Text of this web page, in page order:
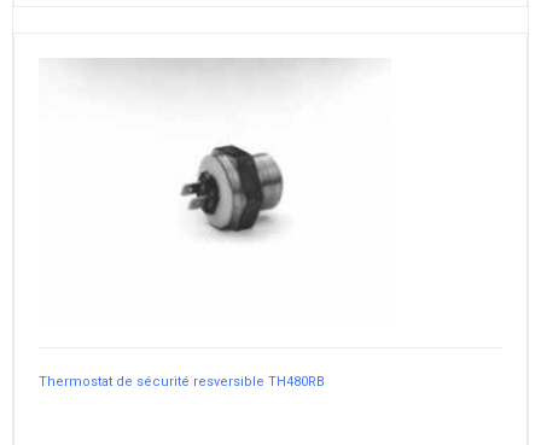
Thermostat de sécurité resversible TH480RB